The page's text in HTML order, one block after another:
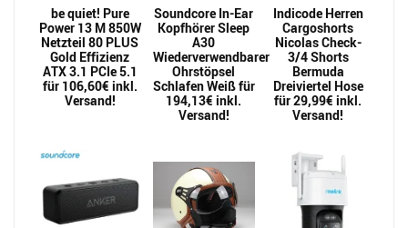
be quiet! Pure
Power 13 M 850W
Netzteil 80 PLUS
Gold Effizienz
ATX 3.1 PCIe 5.1
für 106,60€ inkl.
Versand!
Soundcore In-Ear
Kopfhörer Sleep
A30
Wiederverwendbarer
Ohrstöpsel
Schlafen Weiß für
194,13€ inkl.
Versand!
Indicode Herren
Cargoshorts
Nicolas Check-
3/4 Shorts
Bermuda
Dreiviertel Hose
für 29,99€ inkl.
Versand!